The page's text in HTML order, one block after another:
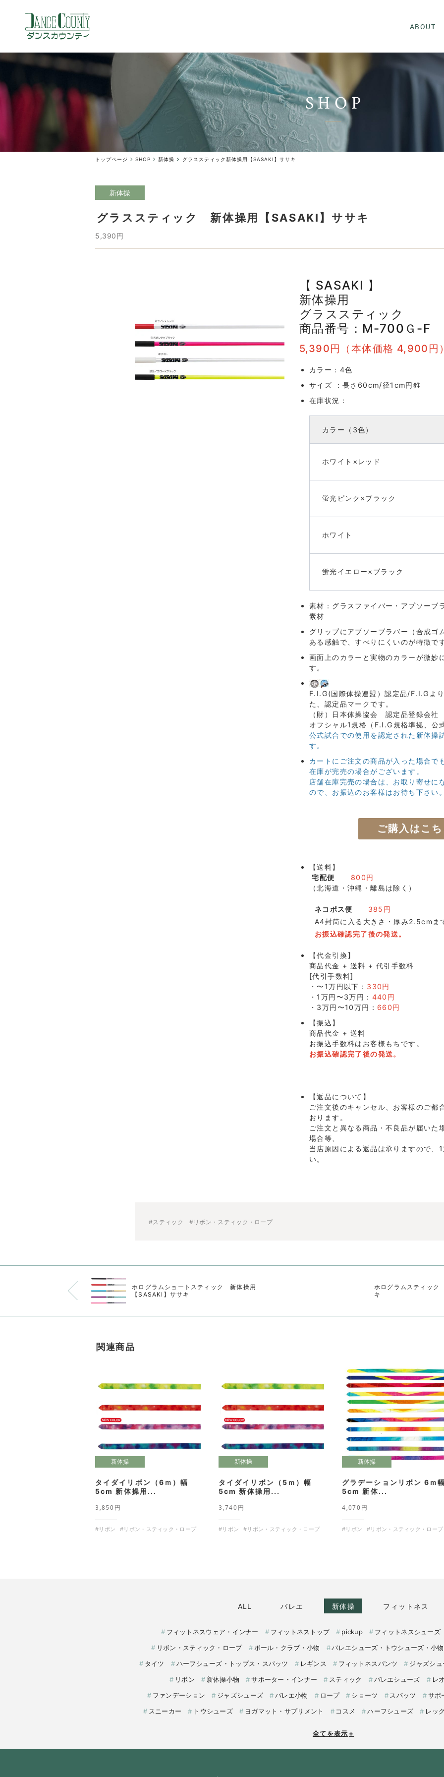
ABOUT
SHOP
トップページ SHOP 新体操 グラススティック新体操用【SASAKI】ササキ
新体操
グラススティック 新体操用【SASAKI】ササキ
5,390円
【 SASAKI 】
新体操用
グラススティック
商品番号：M-700Ｇ-F
5,390円（本体価格 4,900円）
カラー：4色
サイズ ：長さ60cm/径1cm円錐
在庫状況：
カラー（3色）
ホワイト×レッド
蛍光ピンク×ブラック
ホワイト
蛍光イエロー×ブラック
素材：グラスファイバー・アプソーブ
素材
グリップにアブソーブラバー（合成ゴ
ある感触で、すべりにくいのが特徴です
画面上のカラーと実物のカラーが微妙
す。
F.I.G(国際体操連盟）認定品/F.I.Gよ
た、認定品マークです。
（財）日本体操協会 認定品登録会社
オフシャル1規格（F.I.G規格準拠、公
公式試合での使用を認定された新体操
す。
カートにご注文の商品が入った場合で
在庫が完売の場合がございます。
店舗在庫完売の場合は、お取り寄せに
ので、お振込のお客様はお待ち下さい。
ご購入はこち
【送料】
宅配便
800円
（北海道・沖縄・離島は除く）
ネコポス便
385円
A4封筒に入る大きさ・厚み2.5cmま
お振込確認完了後の発送。
【代金引換】
商品代金 + 送料 + 代引手数料
[代引手数料]
・〜1万円以下： 330円
・1万円〜3万円： 440円
・3万円〜10万円： 660円
【振込】
商品代金 + 送料
お振込手数料はお客様もちです。
お振込確認完了後の発送。
【返品について】
ご注文後のキャンセル、お客様のご都
おります。
ご注文と異なる商品・不良品が届いた
場合等、
当店原因による返品は承りますので、
い。
#スティック #リボン・スティック・ロープ
ホログラムショートスティック 新体操用
【SASAKI】ササキ
ホログラムスティッ
キ
関連商品
新体操
タイダイリボン（6ｍ）幅
5cm 新体操用...
3,850円
#リボン #リボン・スティック・ロープ
新体操
タイダイリボン（5ｍ）幅
5cm 新体操用...
3,740円
#リボン #リボン・スティック・ロープ
新体操
グラデーションリボン 6ｍ幅
5cm 新体...
4,070円
#リボン #リボン・スティック・ロープ
ALL バレエ 新体操 フィットネス
フィットネスウェア・インナー フィットネストップ pickup フィットネスシューズ
リボン・スティック・ロープ
ボール・クラブ・小物 バレエシューズ・トウシューズ・小物
タイツ
ハーフシューズ・トップス・スパッツ レギンス フィットネスパンツ ジャズシ
リボン
新体操小物 サポーター・インナー スティック バレエシューズ レ
ファンデーション
ジャズシューズ バレエ小物 ロープ ショーツ スパッツ サポ
スニーカー
トウシューズ ヨガマット・サプリメント コスメ ハーフシューズ レッ
全てを表示 +